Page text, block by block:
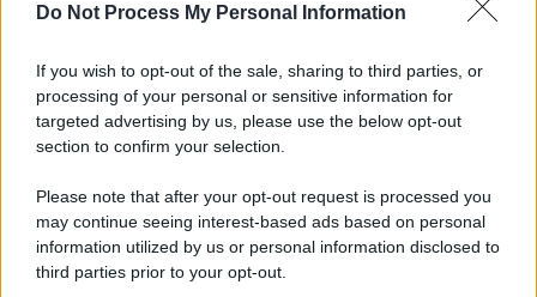
Do Not Process My Personal Information
If you wish to opt-out of the sale, sharing to third parties, or
processing of your personal or sensitive information for
targeted advertising by us, please use the below opt-out
section to confirm your selection.
Please note that after your opt-out request is processed you
may continue seeing interest-based ads based on personal
information utilized by us or personal information disclosed to
third parties prior to your opt-out.
Newz Illinois
Newz Ohio
Gameland
Hig Tech Mag
Scoop Mag
Lgbtqia News
Motors Magazine 365